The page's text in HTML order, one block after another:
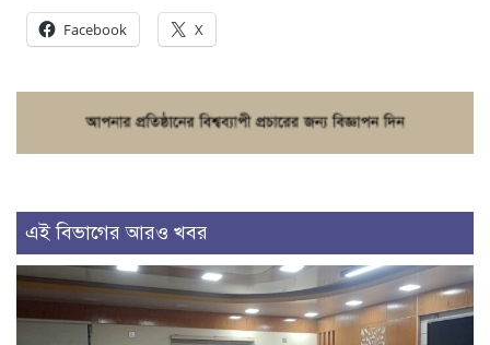
Facebook X
এই বিভাগের আরও খবর